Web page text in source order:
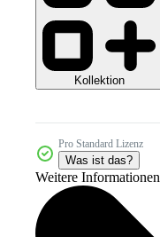
Kollektion
Pro Standard Lizenz
Was ist das?
Weitere Informationen